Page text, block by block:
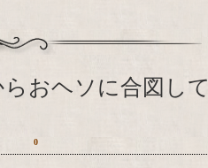
おヘソに合図して
0